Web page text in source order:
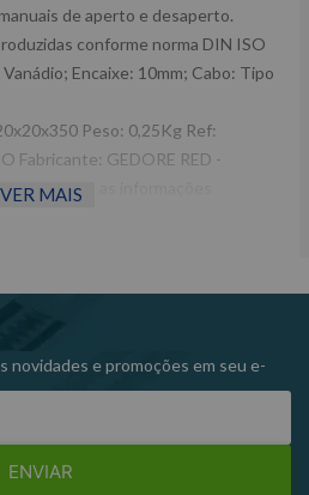
de aperto e desaperto.
conforme norma DIN ISO
Encaixe: 10mm; Cabo: Tipo
Peso: 0,25Kg Ref:
Fabricante: GEDORE RED -
-Todas as informações
VER MAIS
novidades e promoções em seu e-
ENVIAR